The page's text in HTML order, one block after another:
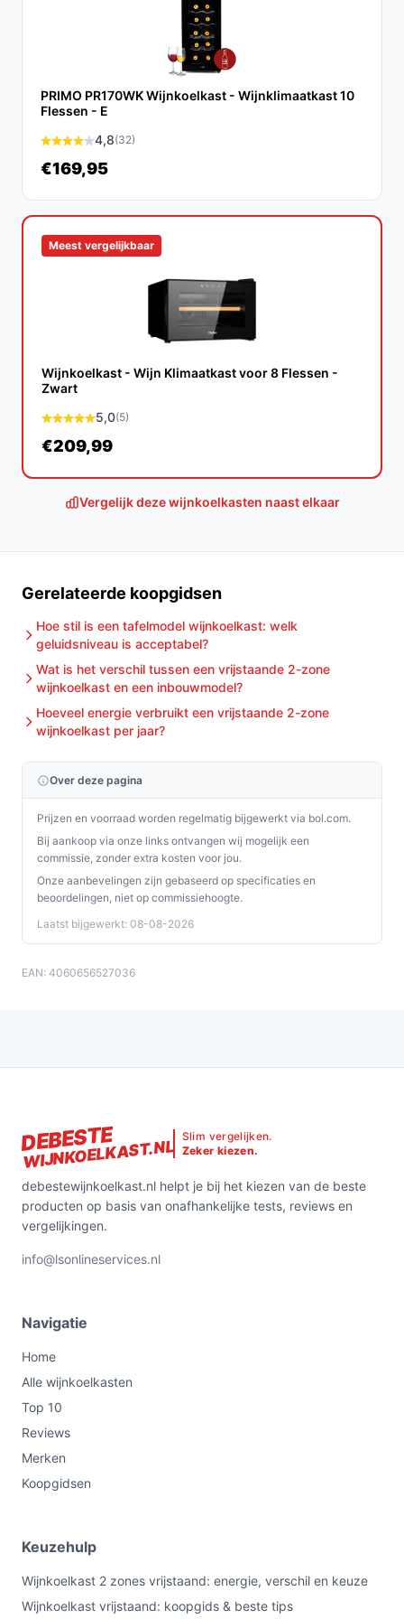
Ja, de Klarstein Shiraz 16 Quartz is ook ideaal voor het
bewaren van champagne, dankzij het speciale
champagnerek en de juiste temperatuurinstellingen.
Wat zijn de belangrijkste verschillen met andere
wijnkoelkasten?
In vergelijking met andere modellen biedt de Shiraz 16
Quartz een combinatie van een elegant design,
gebruiksvriendelijke bediening en een stille werking,
Conclusie
De Klarstein Shiraz 16 Quartz wijnkoelkast is een
uitstekende investering voor elke wijnliefhebber. Met
zijn stijlvolle ontwerp, flexibele opslagmogelijkheden en
nauwkeurige temperatuurregeling, ben je verzekerd van
een optimale bewaarplaats voor jouw favoriete wijnen.
debestewijnkoelkast.nl. Kies bewust wat perfect past
bij jouw behoeften!
PRIMO PR170WK Wijnkoelkast - Wijnklimaatkast 10
Flessen - E
4,8(32)
€169,95
Meest vergelijkbaar
Wijnkoelkast - Wijn Klimaatkast voor 8 Flessen -
Zwart
5,0(5)
€209,99
Vergelijk deze wijnkoelkasten naast elkaar
Gerelateerde koopgidsen
Hoe stil is een tafelmodel wijnkoelkast: welk
geluidsniveau is acceptabel?
Wat is het verschil tussen een vrijstaande 2-zone
wijnkoelkast en een inbouwmodel?
Hoeveel energie verbruikt een vrijstaande 2-zone
wijnkoelkast per jaar?
Over deze pagina
Prijzen en voorraad worden regelmatig bijgewerkt via bol.com.
Bij aankoop via onze links ontvangen wij mogelijk een
commissie, zonder extra kosten voor jou.
Onze aanbevelingen zijn gebaseerd op specificaties en
beoordelingen, niet op commissiehoogte.
Laatst bijgewerkt: 08-08-2026
EAN: 4060656527036
DEBESTE
WIJNKOELKAST.NL
Slim vergelijken.
Zeker kiezen.
debestewijnkoelkast.nl helpt je bij het kiezen van de beste
producten op basis van onafhankelijke tests, reviews en
vergelijkingen.
info@lsonlineservices.nl
Navigatie
Home
Alle wijnkoelkasten
Top 10
Reviews
Merken
Koopgidsen
Keuzehulp
Wijnkoelkast 2 zones vrijstaand: energie, verschil en keuze
Wijnkoelkast vrijstaand: koopgids & beste tips